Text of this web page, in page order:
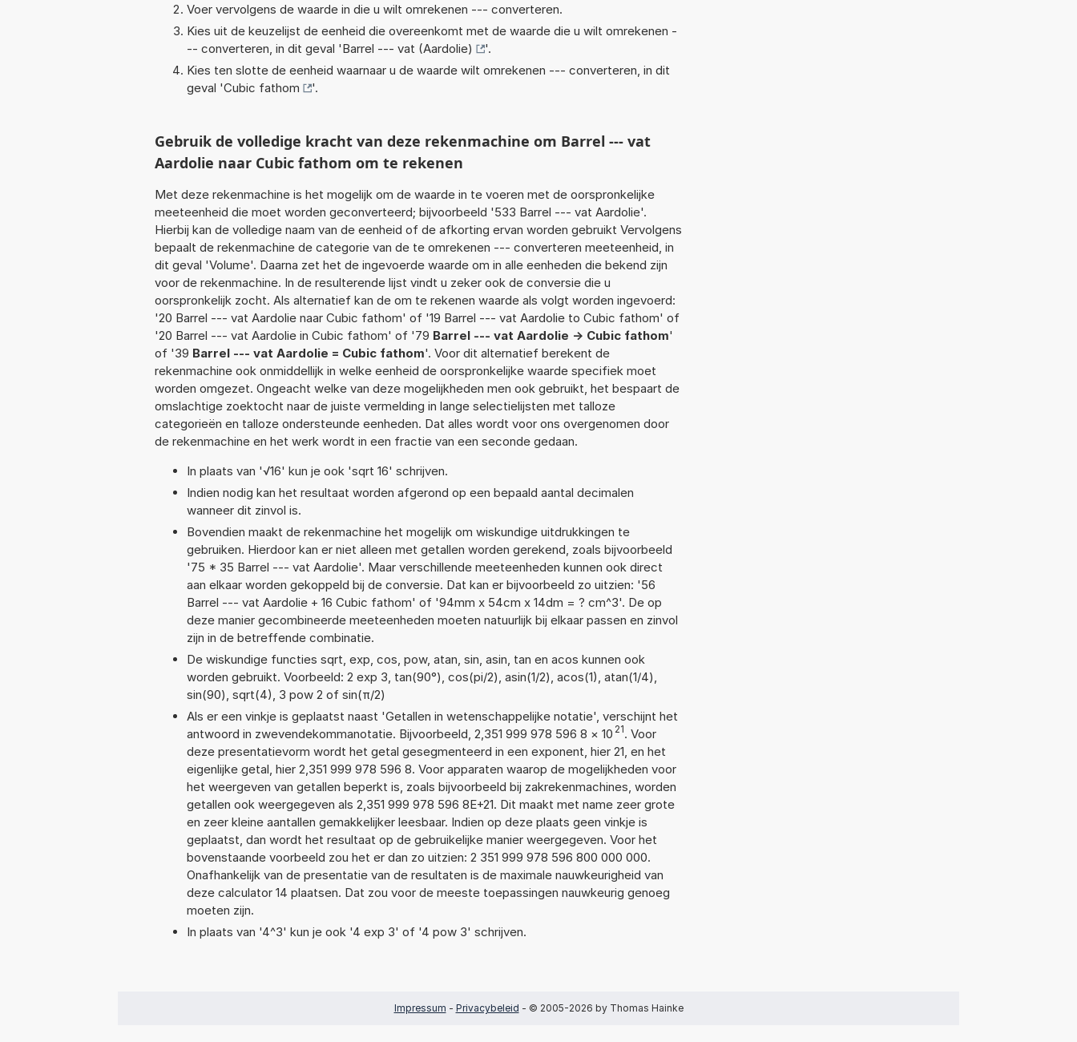
Voer vervolgens de waarde in die u wilt omrekenen --- converteren.
Kies uit de keuzelijst de eenheid die overeenkomt met de waarde die u wilt omrekenen -
-- converteren, in dit geval 'Barrel --- vat (Aardolie)
'.
Kies ten slotte de eenheid waarnaar u de waarde wilt omrekenen --- converteren, in dit
geval 'Cubic fathom '.
Gebruik de volledige kracht van deze rekenmachine om Barrel --- vat
Aardolie naar Cubic fathom om te rekenen
Met deze rekenmachine is het mogelijk om de waarde in te voeren met de oorspronkelijke
meeteenheid die moet worden geconverteerd; bijvoorbeeld '533 Barrel --- vat Aardolie'.
Hierbij kan de volledige naam van de eenheid of de afkorting ervan worden gebruikt Vervolgens
bepaalt de rekenmachine de categorie van de te omrekenen --- converteren meeteenheid, in
dit geval 'Volume'. Daarna zet het de ingevoerde waarde om in alle eenheden die bekend zijn
voor de rekenmachine. In de resulterende lijst vindt u zeker ook de conversie die u
oorspronkelijk zocht. Als alternatief kan de om te rekenen waarde als volgt worden ingevoerd:
'20 Barrel --- vat Aardolie naar Cubic fathom' of '19 Barrel --- vat Aardolie to Cubic fathom' of
'20 Barrel --- vat Aardolie in Cubic fathom' of '79 Barrel --- vat Aardolie -> Cubic fathom'
of '39 Barrel --- vat Aardolie = Cubic fathom'. Voor dit alternatief berekent de
rekenmachine ook onmiddellijk in welke eenheid de oorspronkelijke waarde specifiek moet
worden omgezet. Ongeacht welke van deze mogelijkheden men ook gebruikt, het bespaart de
omslachtige zoektocht naar de juiste vermelding in lange selectielijsten met talloze
categorieën en talloze ondersteunde eenheden. Dat alles wordt voor ons overgenomen door
de rekenmachine en het werk wordt in een fractie van een seconde gedaan.
In plaats van '√16' kun je ook 'sqrt 16' schrijven.
Indien nodig kan het resultaat worden afgerond op een bepaald aantal decimalen
wanneer dit zinvol is.
Bovendien maakt de rekenmachine het mogelijk om wiskundige uitdrukkingen te
gebruiken. Hierdoor kan er niet alleen met getallen worden gerekend, zoals bijvoorbeeld
'75 * 35 Barrel --- vat Aardolie'. Maar verschillende meeteenheden kunnen ook direct
aan elkaar worden gekoppeld bij de conversie. Dat kan er bijvoorbeeld zo uitzien: '56
Barrel --- vat Aardolie + 16 Cubic fathom' of '94mm x 54cm x 14dm = ? cm^3'. De op
deze manier gecombineerde meeteenheden moeten natuurlijk bij elkaar passen en zinvol
zijn in de betreffende combinatie.
De wiskundige functies sqrt, exp, cos, pow, atan, sin, asin, tan en acos kunnen ook
worden gebruikt. Voorbeeld: 2 exp 3, tan(90°), cos(pi/2), asin(1/2), acos(1), atan(1/4),
sin(90), sqrt(4), 3 pow 2 of sin(π/2)
Als er een vinkje is geplaatst naast 'Getallen in wetenschappelijke notatie', verschijnt het
antwoord in zwevendekommanotatie. Bijvoorbeeld, 2,351 999 978 596 8 × 10 21. Voor
deze presentatievorm wordt het getal gesegmenteerd in een exponent, hier 21, en het
eigenlijke getal, hier 2,351 999 978 596 8. Voor apparaten waarop de mogelijkheden voor
het weergeven van getallen beperkt is, zoals bijvoorbeeld bij zakrekenmachines, worden
getallen ook weergegeven als 2,351 999 978 596 8E+21. Dit maakt met name zeer grote
en zeer kleine aantallen gemakkelijker leesbaar. Indien op deze plaats geen vinkje is
geplaatst, dan wordt het resultaat op de gebruikelijke manier weergegeven. Voor het
bovenstaande voorbeeld zou het er dan zo uitzien: 2 351 999 978 596 800 000 000.
Onafhankelijk van de presentatie van de resultaten is de maximale nauwkeurigheid van
deze calculator 14 plaatsen. Dat zou voor de meeste toepassingen nauwkeurig genoeg
moeten zijn.
In plaats van '4^3' kun je ook '4 exp 3' of '4 pow 3' schrijven.
Impressum - Privacybeleid - © 2005-2026 by Thomas Hainke